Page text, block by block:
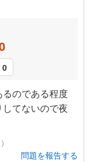
0
のである程度
てないので夜
問題を報告する